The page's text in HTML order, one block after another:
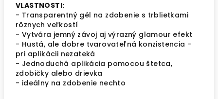
VLASTNOSTI:
- Transparentný gél na zdobenie s trblietkami
rôznych veľkostí
- Vytvára jemný závoj aj výrazný glamour efekt
- Hustá, ale dobre tvarovateľná konzistencia –
pri aplikácii nezateká
- Jednoduchá aplikácia pomocou štetca,
zdobičky alebo drievka
- ideálny na zdobenie nechto